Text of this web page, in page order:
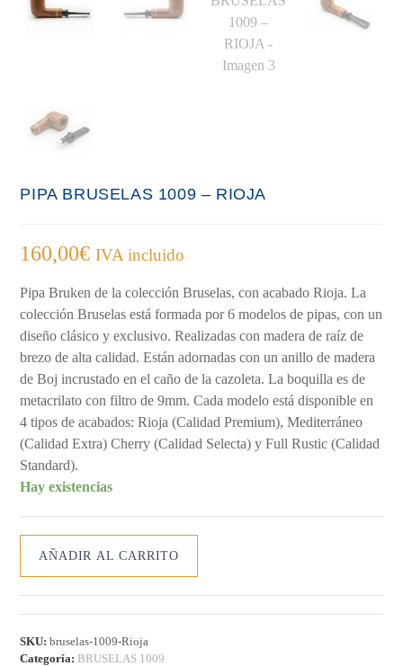
PIPA BRUSELAS 1009 – RIOJA
160,00€ IVA incluido
Pipa Bruken de la colección Bruselas, con acabado Rioja. La
colección Bruselas está formada por 6 modelos de pipas, con un
diseño clásico y exclusivo. Realizadas con madera de raíz de
brezo de alta calidad. Están adornadas con un anillo de madera
de Boj incrustado en el caño de la cazoleta. La boquilla es de
metacrilato con filtro de 9mm. Cada modelo está disponible en
4 tipos de acabados: Rioja (Calidad Premium), Mediterráneo
(Calidad Extra) Cherry (Calidad Selecta) y Full Rustic (Calidad
Standard).
Hay existencias
BRUSELAS
1009
–
RIOJA
cantidad
AÑADIR AL CARRITO
SKU:bruselas-1009-Rioja
Categoría: BRUSELAS 1009